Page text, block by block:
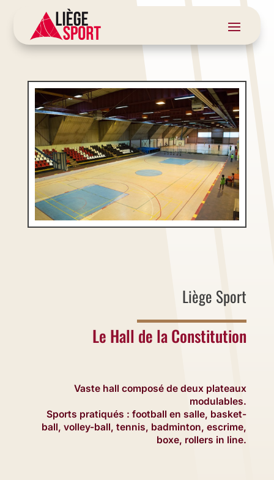
Liège Sport
Le Hall de la Constitution
Vaste hall composé de deux plateaux
modulables.
Sports pratiqués : football en salle, basket-
ball, volley-ball, tennis, badminton, escrime,
boxe, rollers in line.